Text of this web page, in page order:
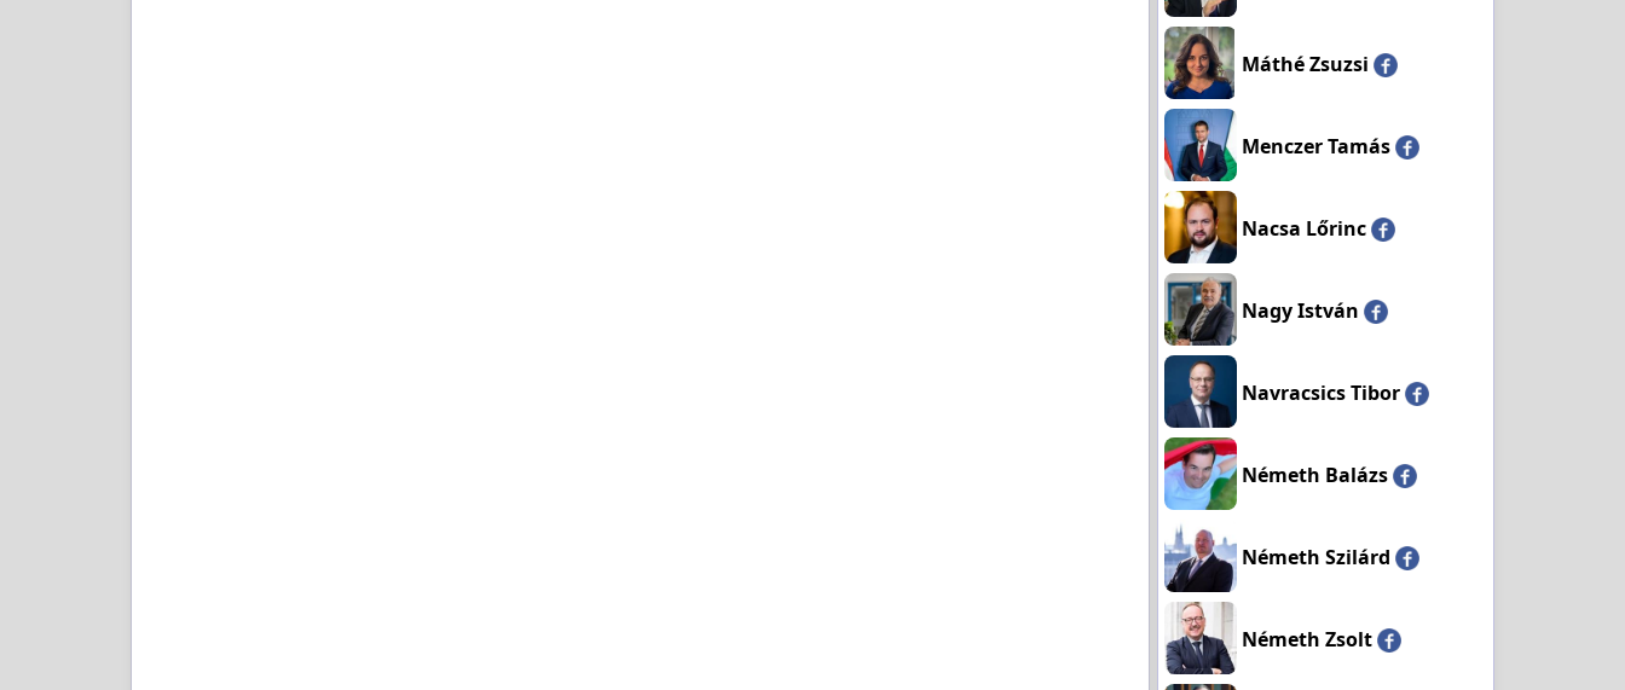
Máthé Zsuzsi
Menczer Tamás
Nacsa Lőrinc
Nagy István
Navracsics Tibor
Németh Balázs
Németh Szilárd
Németh Zsolt